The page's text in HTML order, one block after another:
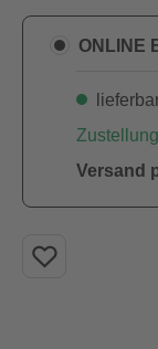
ONLINE
Versand